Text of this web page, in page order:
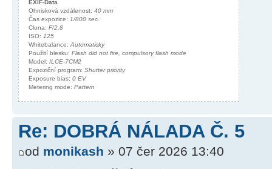
EXIF-Data
Ohnisková vzdálenost: 40 mm
Čas expozice: 1/800 sec.
Clona: F/2.8
ISO: 125
Whitebalance: Automaticky
Použití blesku: Flash did not fire, compulsory flash mode
Model: ILCE-7CM2
Expoziční program: Shutter priority
Exposure bias: 0 EV
Metering mode: Pattern
Re: DOBRÁ NÁLADA Č. 5
od monikash » 07 čer 2026 13:40